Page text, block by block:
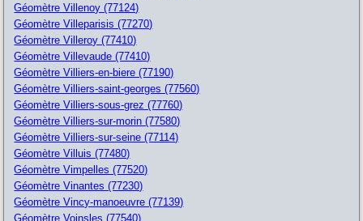
Géomètre Villenoy (77124)
Géomètre Villeparisis (77270)
Géomètre Villeroy (77410)
Géomètre Villevaude (77410)
Géomètre Villiers-en-biere (77190)
Géomètre Villiers-saint-georges (77560)
Géomètre Villiers-sous-grez (77760)
Géomètre Villiers-sur-morin (77580)
Géomètre Villiers-sur-seine (77114)
Géomètre Villuis (77480)
Géomètre Vimpelles (77520)
Géomètre Vinantes (77230)
Géomètre Vincy-manoeuvre (77139)
Géomètre Voinsles (77540)